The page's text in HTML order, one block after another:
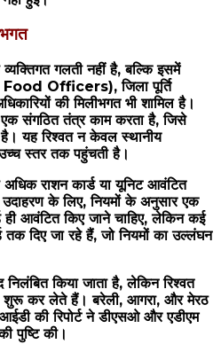
गलती नहीं है, बल्कि इसमें
Food Officers), जिला पूर्ति
की मिलीभगत भी शामिल है।
संगठित तंत्र काम करता है, जिसे
है। यह रिश्वत न केवल स्थानीय
स्तर तक पहुंचती है।
अधिक राशन कार्ड या यूनिट आवंटित
के लिए, नियमों के अनुसार एक
आवंटित किए जाने चाहिए, लेकिन कई
दिए जा रहे हैं, जो नियमों का उल्लंघन
किया जाता है, लेकिन रिश्वत
शुरू कर लेते हैं। बरेली, आगरा, और मेरठ
की रिपोर्ट ने डीएसओ और एडीएम
पुष्टि की।